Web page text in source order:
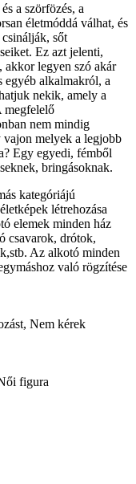
a szörfözés, a
életmóddá válhat, és
sőt
Ez azt jelenti,
akkor legyen szó akár
egyéb alkalmakról, a
nekik, amely a
megfelelő
nem mindig
melyek a legjobb
Egy egyedi, fémből
bringásoknak.
kategóriájú
létrehozása
elemek minden ház
csavarok, drótok,
Az alkotó minden
való rögzítése
Nem kérek
figura